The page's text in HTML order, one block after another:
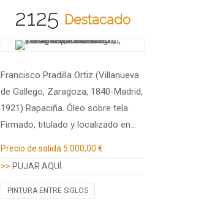
2125 Destacado
Francisco Pradilla Ortiz (Villanueva
de Gallego, Zaragoza, 1840-Madrid,
1921) Rapaciña. Óleo sobre tela.
Firmado, titulado y localizado en…
Precio de salida 5.000,00 €
>> PUJAR AQUÍ
PINTURA ENTRE SIGLOS